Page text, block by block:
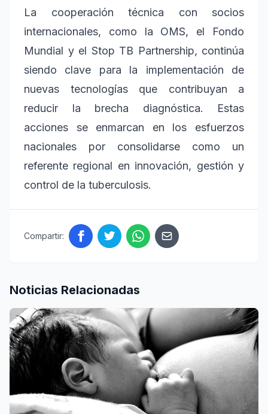
La cooperación técnica con socios
internacionales, como la OMS, el Fondo
Mundial y el Stop TB Partnership, continúa
siendo clave para la implementación de
nuevas tecnologías que contribuyan a
reducir la brecha diagnóstica. Estas
acciones se enmarcan en los esfuerzos
nacionales por consolidarse como un
referente regional en innovación, gestión y
control de la tuberculosis.
Compartir:
Noticias Relacionadas